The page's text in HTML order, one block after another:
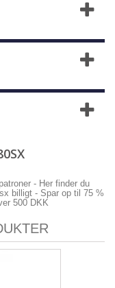
- Her finder du
billigt - Spar op til 75 %
500 DKK